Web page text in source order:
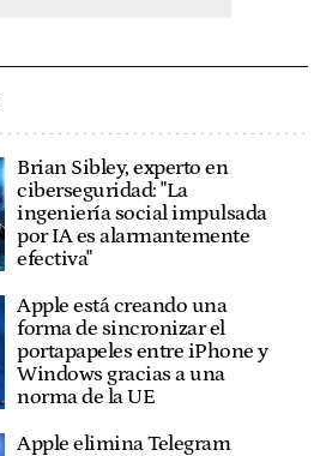
Brian Sibley, experto en
ciberseguridad: "La
ingeniería social impulsada
por IA es alarmantemente
efectiva"
Apple está creando una
forma de sincronizar el
portapapeles entre iPhone y
Windows gracias a una
norma de la UE
Apple elimina Telegram